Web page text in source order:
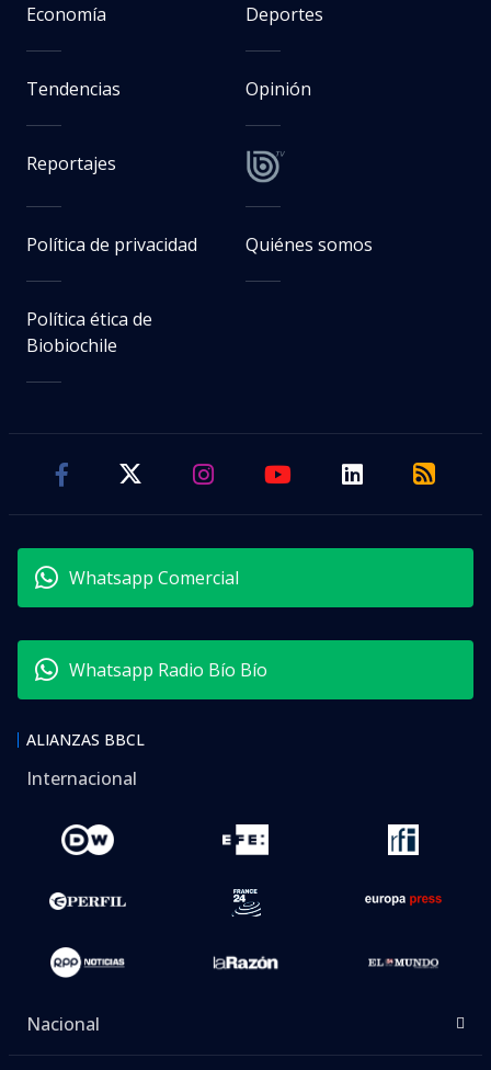
Economía Deportes
Tendencias Opinión
Reportajes
Política de privacidad Quiénes somos
Política ética de
Biobiochile
Whatsapp Comercial
Whatsapp Radio Bío Bío
ALIANZAS BBCL
Internacional
Nacional